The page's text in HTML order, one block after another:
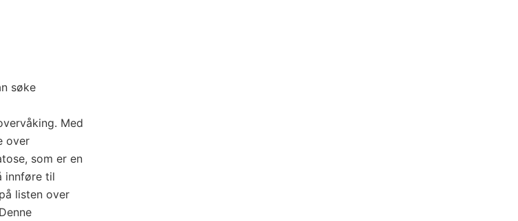
søke
Med
over
som er en
innføre til
listen over